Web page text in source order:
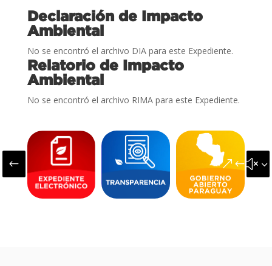
Declaración de Impacto
Ambiental
No se encontró el archivo DIA para este Expediente.
Relatorio de Impacto
Ambiental
No se encontró el archivo RIMA para este Expediente.
#